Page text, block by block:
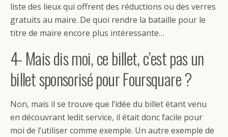
liste des lieux qui offrent des réductions ou des verres
gratuits au maire. De quoi rendre la bataille pour le
titre de maire encore plus intéressante…
4- Mais dis moi, ce billet, c’est pas un
billet sponsorisé pour Foursquare ?
Non, mais il se trouve que l’idée du billet étant venu
en découvrant ledit service, il était donc facile pour
moi de l’utiliser comme exemple. Un autre exemple de